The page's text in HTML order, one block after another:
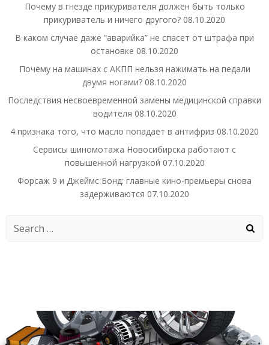
Почему в гнезде прикуривателя должен быть только
прикуриватель и ничего другого? 08.10.2020
В каком случае даже “аварийка” не спасет от штрафа при
остановке 08.10.2020
Почему на машинах с АКПП нельзя нажимать на педали
двумя ногами? 08.10.2020
Последствия несвоевременной замены медицинской справки
водителя 08.10.2020
4 признака того, что масло попадает в антифриз 08.10.2020
Сервисы шиномотажа Новосибирска работают с
повышенной нагрузкой 07.10.2020
Форсаж 9 и Джеймс Бонд: главные кино-премьеры снова
задерживаются 07.10.2020
Search